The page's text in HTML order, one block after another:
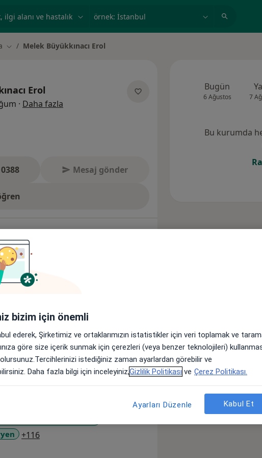
örnek: İstanbul
Şehir değiştir
Melek Büyükkınacı Erol
Erol
· Daha fazla
Mesaj gönder
Sigortalar Görüşler (38)
öğrenimimi Mersin Çankaya
tamamladım. 2002 yılında
2008 yıllları arasında İstanbul
ihtisasımı tamamladım. 2008-
ve Doğumevinde zorunlu
Eurofertil Tüp Bebek
Antalya Atatürk devlet hastanesinde
2013-2016 arası Uncalı
Yrd.Doç.Doktor olarak Antalya
– 2019 arasında Antalya Memorial
(PKOS / PMOS)
+116a11y_sr_more_diseases
Bugün
6 Ağustos 7
Bu kurumda
bizim için önemli
ederek, Şirketimiz ve ortaklarımızın istatistikler için veri toplamak ve
göre size içerik sunmak için çerezleri (veya benzer teknolojileri)
istediğiniz zaman ayarlardan görebilir ve
Daha fazla bilgi için inceleyiniz,Gizlilik Politikası ve Çerez Politikası.
Ayarları Düzenle Kabul Et